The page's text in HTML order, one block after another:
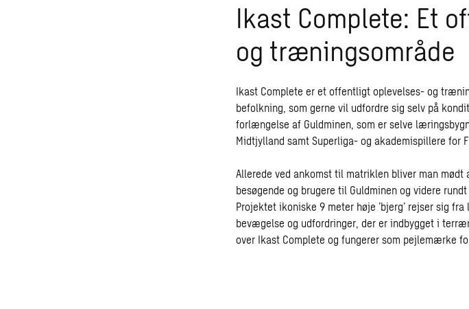
Ikast Complete: Et
og træningsområde
Ikast Complete er et offentligt oplevelses- og
befolkning, som gerne vil udfordre sig selv på
forlængelse af Guldminen, som er selve
Midtjylland samt Superliga- og akademispillere for
Allerede ved ankomst til matriklen bliver man
besøgende og brugere til Guldminen og videre
Projektet ikoniske 9 meter høje ’bjerg’ rejser sig
bevægelse og udfordringer, der er indbygget i
over Ikast Complete og fungerer som pejlemærke